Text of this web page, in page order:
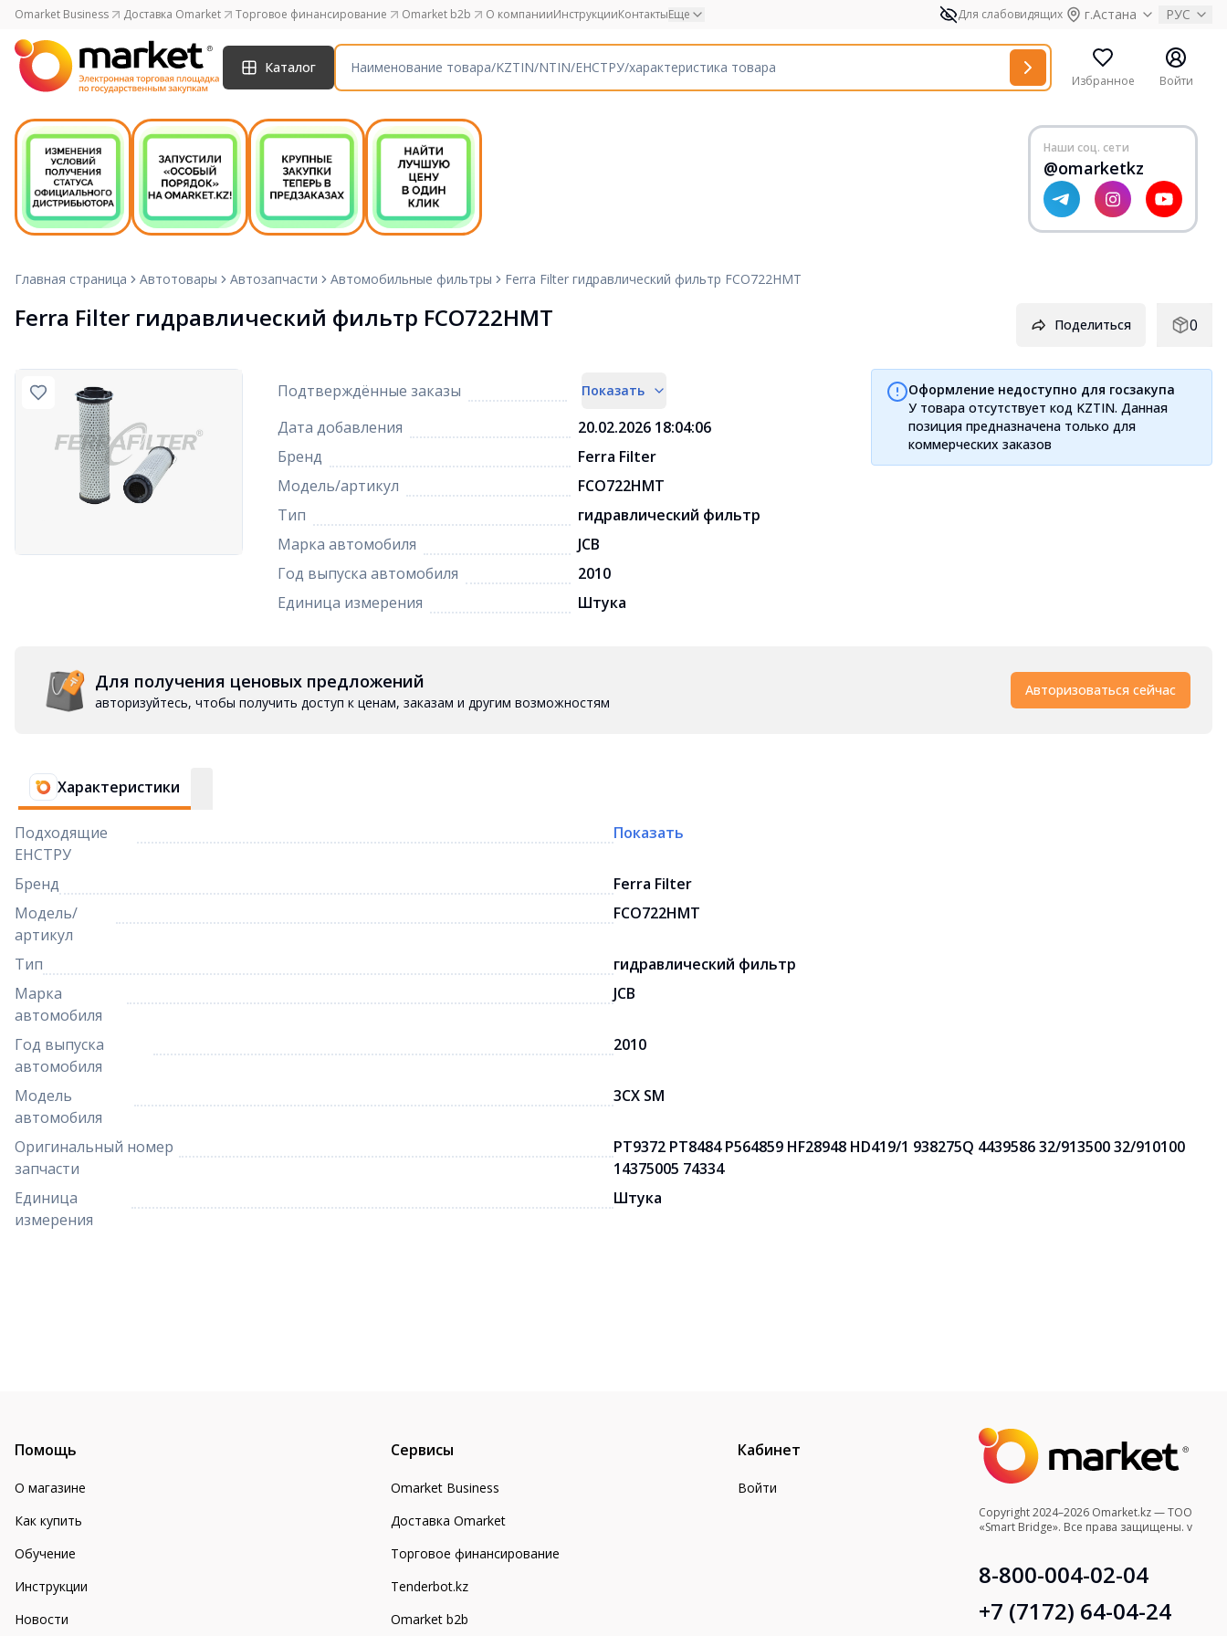
Omarket Business Доставка Omarket Торговое финансирование Omarket b2b О компанииИнструкцииКонтактыЕще Для слабовидящих г.Астана РУС
Каталог
Избранное Войти
Наши соц. сети
@omarketkz
Главная страница Автотовары Автозапчасти Автомобильные фильтры Ferra Filter гидравлический фильтр FCO722HMT
Ferra Filter гидравлический фильтр FCO722HMT Поделиться 0
Подтверждённые заказы Показать
Дата добавления
20.02.2026 18:04:06
Бренд
Ferra Filter
Модель/артикул
FCO722HMT
Тип
гидравлический фильтр
Марка автомобиля
JCB
Год выпуска автомобиля
2010
Единица измерения
Штука
Оформление недоступно для госзакупа
У товара отсутствует код KZTIN. Данная
позиция предназначена только для
коммерческих заказов
Для получения ценовых предложений
авторизуйтесь, чтобы получить доступ к ценам, заказам и другим возможностям
Авторизоваться сейчас
Характеристики
Подходящие
ЕНСТРУ
Показать
Бренд
Ferra Filter
Модель/
артикул
FCO722HMT
Тип
гидравлический фильтр
Марка
автомобиля
JCB
Год выпуска
автомобиля
2010
Модель
автомобиля
3CX SM
Оригинальный номер
запчасти
PT9372 PT8484 P564859 HF28948 HD419/1 938275Q 4439586 32/913500 32/910100
14375005 74334
Единица
измерения
Штука
Помощь
О магазине
Как купить
Обучение
Инструкции
Новости
Сервисы
Omarket Business
Доставка Omarket
Торговое финансирование
Tenderbot.kz
Omarket b2b
Кабинет
Войти
Copyright 2024–2026 Omarket.kz — ТОО
«Smart Bridge». Все права защищены. v
8-800-004-02-04
+7 (7172) 64-04-24